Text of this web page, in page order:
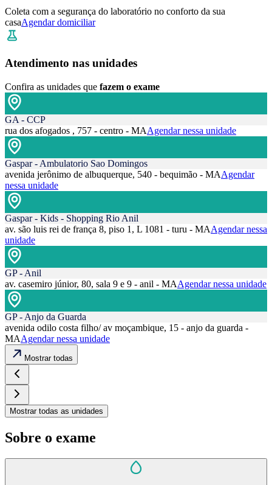
Coleta com a segurança do laboratório no conforto da sua
casaAgendar domiciliar
Atendimento nas unidades
Confira as unidades que fazem o exame
GA - CCP
rua dos afogados , 757 - centro - MAAgendar nessa unidade
Gaspar - Ambulatorio Sao Domingos
avenida jerônimo de albuquerque, 540 - bequimão - MAAgendar
nessa unidade
Gaspar - Kids - Shopping Rio Anil
av. são luis rei de frança 8, piso 1, L 1081 - turu - MAAgendar nessa
unidade
GP - Anil
av. casemiro júnior, 80, sala 9 e 9 - anil - MAAgendar nessa unidade
GP - Anjo da Guarda
avenida odilo costa filho/ av moçambique, 15 - anjo da guarda -
MAAgendar nessa unidade
Mostrar todas
Mostrar todas as unidades
Sobre o exame